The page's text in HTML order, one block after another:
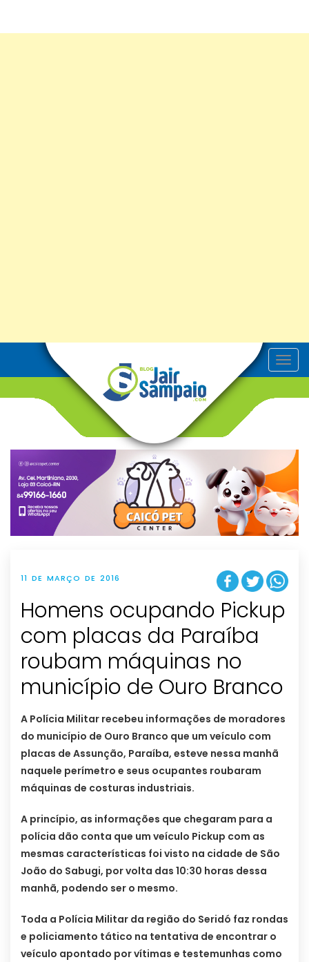
T
o
v
g
t
i
o
n
11 DE MARÇO DE 2016
Homens ocupando Pickup
com placas da Paraíba
roubam máquinas no
município de Ouro Branco
A Polícia Militar recebeu informações de moradores
do município de Ouro Branco que um veículo com
placas de Assunção, Paraíba, esteve nessa manhã
naquele perímetro e seus ocupantes roubaram
máquinas de costuras industriais.
A princípio, as informações que chegaram para a
polícia dão conta que um veículo Pickup com as
mesmas características foi visto na cidade de São
João do Sabugi, por volta das 10:30 horas dessa
manhã, podendo ser o mesmo.
Toda a Polícia Militar da região do Seridó faz rondas
e policiamento tático na tentativa de encontrar o
veículo apontado por vítimas e testemunhas como